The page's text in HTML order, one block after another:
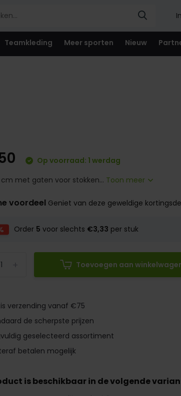
Teamkleding Meer sporten Nieuw
Op voorraad: 1 werdag
cm met gaten voor stokken... Toon meer
voordeel Geniet van deze geweldige
Order 5 voor slechts €3,33 per stuk
Toevoegen aan
verzending vanaf €75
de scherpste prijzen
geselecteerd assortiment
betalen mogelijk
is beschikbaar in de volgende